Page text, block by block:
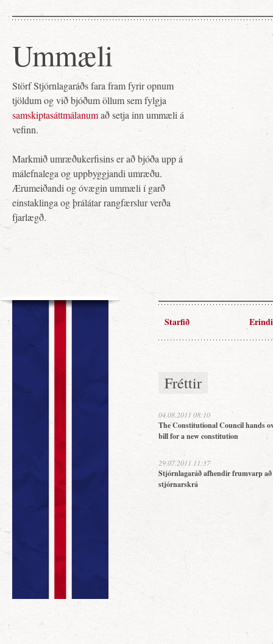
Ummæli
Störf Stjórnlagaráðs fara fram fyrir opnum
tjöldum og við bjóðum öllum sem fylgja
samskiptasáttmálanumað setja inn ummæli á
vefinn.
Markmið umræðukerfisins er að bjóða upp á
málefnalega og uppbyggjandi umræðu.
Ærumeiðandi og óvægin ummæli í garð
einstaklinga og þrálátar rangfærslur verða
fjarlægð.
Starfið Erindi
Fréttir
04.08.2011 08:10
The Constitutional Council hands
bill for a new constitution
29.07.2011 11:37
Stjórnlagaráð afhendir frumvarp
stjórnarskrá